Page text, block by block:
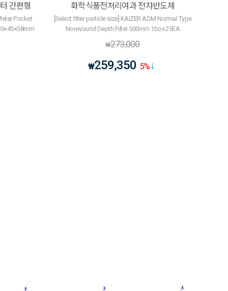
간편형
Pocket
화학식품전처리여과 전자반도체
[Select filter particle size] KAIZER ADM Normal Type
Nonwound Depth Filter 500mm 1box 25EA
₩273,000
₩259,350 5%